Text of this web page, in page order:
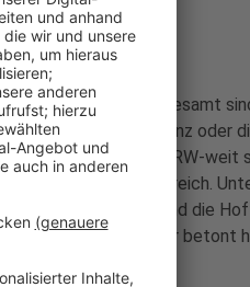
Unternehmen. Insgesamt
Heinz oder
NRW-weit
und Frankreich.
Export. Außerdem sind die
Biden immer wieder betont